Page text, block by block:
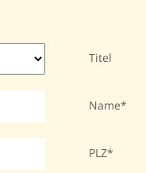
Titel
Name
PLZ